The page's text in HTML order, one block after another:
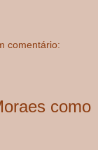
comentário:
como